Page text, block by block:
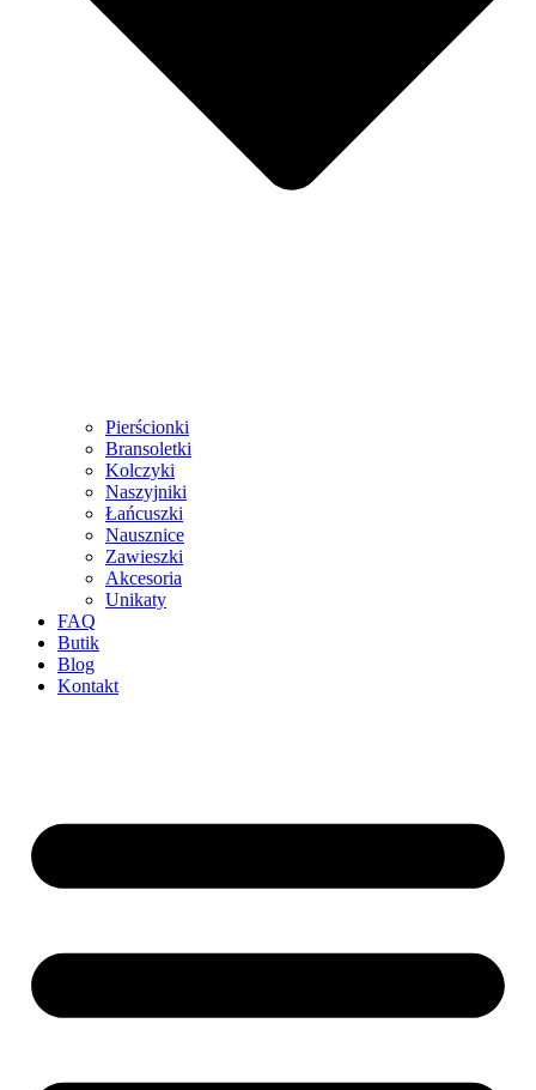
Pierścionki
Bransoletki
Kolczyki
Naszyjniki
Łańcuszki
Nausznice
Zawieszki
Akcesoria
Unikaty
FAQ
Butik
Blog
Kontakt